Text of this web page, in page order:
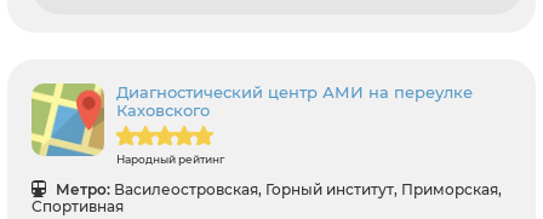
Диагностический центр АМИ на переулке
Каховского
Народный рейтинг
Метро: Василеостровская, Горный институт, Приморская,
Спортивная